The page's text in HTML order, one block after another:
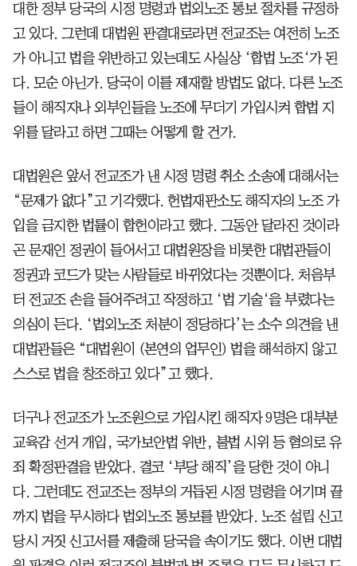
대한 정부 당국의 시정 명령과 법외노조 통보 절차를 규정하
고 있다. 그런데 대법원 판결대로라면 전교조는 여전히 노조
가 아니고 법을 위반하고 있는데도 사실상 ‘합법 노조‘가 된
다. 모순 아닌가. 당국이 이를 제재할 방법도 없다. 다른 노조
들이 해직자나 외부인들을 노조에 무더기 가입시켜 합법 지
위를 달라고 하면 그때는 어떻게 할 건가.
대법원은 앞서 전교조가 낸 시정 명령 취소 소송에 대해서는
“문제가 없다”고 기각했다. 헌법재판소도 해직자의 노조 가
입을 금지한 법률이 합헌이라고 했다. 그동안 달라진 것이라
곤 문재인 정권이 들어서고 대법원장을 비롯한 대법관들이
정권과 코드가 맞는 사람들로 바뀌었다는 것뿐이다. 처음부
터 전교조 손을 들어주려고 작정하고 ‘법 기술‘을 부렸다는
의심이 든다. ‘법외노조 처분이 정당하다’는 소수 의견을 낸
대법관들은 “대법원이 (본연의 업무인) 법을 해석하지 않고
스스로 법을 창조하고 있다”고 했다.
더구나 전교조가 노조원으로 가입시킨 해직자 9명은 대부분
교육감 선거 개입, 국가보안법 위반, 불법 시위 등 혐의로 유
죄 확정판결을 받았다. 결코 ‘부당 해직’을 당한 것이 아니
다. 그런데도 전교조는 정부의 거듭된 시정 명령을 어기며 끝
까지 법을 무시하다 법외노조 통보를 받았다. 노조 설립 신고
당시 거짓 신고서를 제출해 당국을 속이기도 했다. 이번 대법